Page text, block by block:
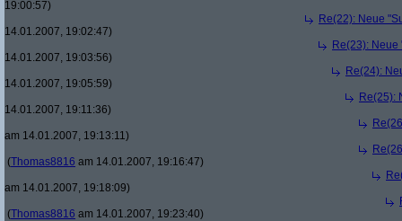
19:00:57)
Re(22): Neue
14.01.2007, 19:02:47)
Re(23):
14.01.2007, 19:03:56)
Re(24):
14.01.2007, 19:05:59)
Re(25):
14.01.2007, 19:11:36)
am 14.01.2007, 19:13:11)
(Thomas8816 am 14.01.2007, 19:16:47)
am 14.01.2007, 19:18:09)
(Thomas8816 am 14.01.2007, 19:23:40)